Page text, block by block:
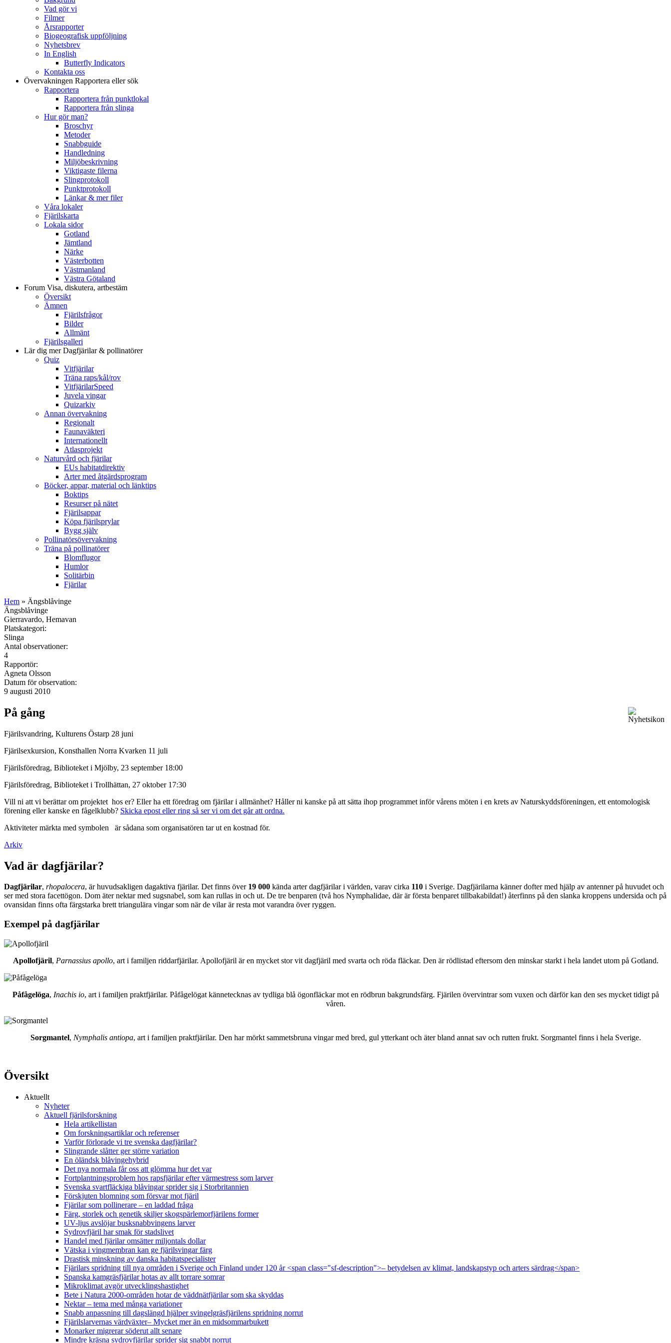
Vad gör vi
Filmer
Årsrapporter
Biogeografisk uppföljning
Nyhetsbrev
In English
Butterfly Indicators
Kontakta oss
Övervakningen Rapportera eller sök
Rapportera
Rapportera från punktlokal
Rapportera från slinga
Hur gör man?
Broschyr
Metoder
Snabbguide
Handledning
Miljöbeskrivning
Viktigaste filerna
Slingprotokoll
Punktprotokoll
Länkar & mer filer
Våra lokaler
Fjärilskarta
Lokala sidor
Gotland
Jämtland
Närke
Västerbotten
Västmanland
Västra Götaland
Forum Visa, diskutera, artbestäm
Översikt
Ämnen
Fjärilsfrågor
Bilder
Allmänt
Fjärilsgalleri
Lär dig merDagfjärilar & pollinatörer
Quiz
Vitfjärilar
Träna raps/kål/rov
VitfjärilarSpeed
Juvela vingar
Quizarkiv
Annan övervakning
Regionalt
Faunaväkteri
Internationellt
Atlasprojekt
Naturvård och fjärilar
EUs habitatdirektiv
Arter med åtgärdsprogram
Böcker, appar, material och länktips
Boktips
Resurser på nätet
Fjärilsappar
Köpa fjärilsprylar
Bygg själv
Pollinatörsövervakning
Träna på pollinatörer
Blomflugor
Humlor
Solitärbin
Fjärilar
Hem » Ängsblåvinge
Ängsblåvinge
Gierravardo, Hemavan
Platskategori:
Slinga
Antal observationer:
4
Rapportör:
Agneta Olsson
Datum för observation:
9 augusti 2010
På gång
Fjärilsvandring, Kulturens Östarp 28 juni
Fjärilsexkursion, Konsthallen Norra Kvarken 11 juli
Fjärilsföredrag, Biblioteket i Mjölby, 23 september 18:00
Fjärilsföredrag, Biblioteket i Trollhättan, 27 oktober 17:30
Vill ni att vi berättar om projektet hos er? Eller ha ett föredrag om fjärilar i allmänhet? Håller ni kanske på att sätta ihop programmet inför vårens möten i en krets av Naturskyddsföreningen, ett entomologisk
förening eller kanske en fågelklubb? Skicka epost eller ring så ser vi om det går att ordna.
Aktiviteter märkta med symbolen
är sådana som organisatören tar ut en kostnad för.
Arkiv
Vad är dagfjärilar?
Dagfjärilar, rhopalocera, är huvudsakligen dagaktiva fjärilar. Det finns över 19 000 kända arter dagfjärilar i världen, varav cirka 110 i Sverige. Dagfjärilarna känner dofter med hjälp av antenner på huvudet och
ser med stora facettögon. Dom äter nektar med sugsnabel, som kan rullas in och ut. De tre benparen (två hos Nymphalidae, där är första benparet tillbakabildat!) återfinns på den slanka kroppens undersida och på
ovansidan finns ofta färgstarka brett triangulära vingar som när de vilar är resta mot varandra över ryggen.
Exempel på dagfjärilar
Apollofjäril, Parnassius apollo, art i familjen riddarfjärilar. Apollofjäril är en mycket stor vit dagfjäril med svarta och röda fläckar. Den är rödlistad eftersom den minskar starkt i hela landet utom på Gotland.
Påfågelöga, Inachis io, art i familjen praktfjärilar. Påfågelögat kännetecknas av tydliga blå ögonfläckar mot en rödbrun bakgrundsfärg. Fjärilen övervintrar som vuxen och därför kan den ses mycket tidigt på
våren.
Sorgmantel, Nymphalis antiopa, art i familjen praktfjärilar. Den har mörkt sammetsbruna vingar med bred, gul ytterkant och äter bland annat sav och rutten frukt. Sorgmantel finns i hela Sverige.
Översikt
Aktuellt
Nyheter
Aktuell fjärilsforskning
Hela artikellistan
Om forskningsartiklar och referenser
Varför förlorade vi tre svenska dagfjärilar?
Slingrande slåtter ger större variation
En öländsk blåvingehybrid
Det nya normala får oss att glömma hur det var
Fortplantningsproblem hos rapsfjärilar efter värmestress som larver
Svenska svartfläckiga blåvingar sprider sig i Storbritannien
Förskjuten blomning som försvar mot fjäril
Fjärilar som pollinerare – en laddad fråga
Färg, storlek och genetik skiljer skogspärlemorfjärilens former
UV-ljus avslöjar busksnabbvingens larver
Sydrovfjäril har smak för stadslivet
Handel med fjärilar omsätter miljontals dollar
Vätska i vingmembran kan ge fjärilsvingar färg
Drastisk minskning av danska habitatspecialister
Fjärilars spridning till nya områden i Sverige och Finland under 120 år <span class="sf-description">– betydelsen av klimat, landskapstyp och arters särdrag</span>
Spanska kamgräsfjärilar hotas av allt torrare somrar
Mikroklimat avgör utvecklingshastighet
Bete i Natura 2000-områden hotar de väddnätfjärilar som ska skyddas
Nektar – tema med många variationer
Snabb anpassning till dagslängd hjälper svingelgräsfjärilens spridning norrut
Fjärilslarvernas värdväxter– Mycket mer än en midsommarbukett
Monarker migrerar söderut allt senare
Mindre kräsna sydrovfjärilar sprider sig snabbt norrut